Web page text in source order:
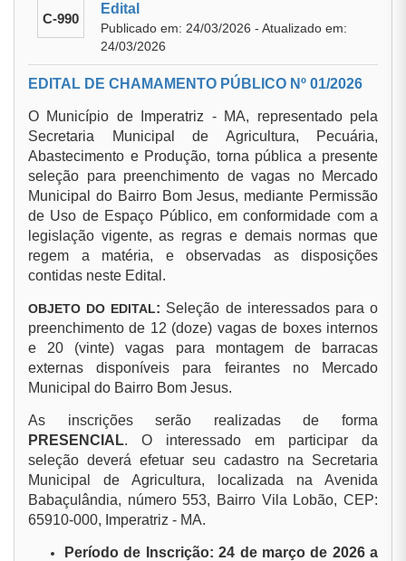
C-990
Edital
Publicado em: 24/03/2026 - Atualizado em:
24/03/2026
EDITAL DE CHAMAMENTO PÚBLICO Nº 01/2026
O Município de Imperatriz - MA, representado pela
Secretaria Municipal de Agricultura, Pecuária,
Abastecimento e Produção, torna pública a presente
seleção para preenchimento de vagas no Mercado
Municipal do Bairro Bom Jesus, mediante Permissão
de Uso de Espaço Público, em conformidade com a
legislação vigente, as regras e demais normas que
regem a matéria, e observadas as disposições
contidas neste Edital.
OBJETO DO EDITAL: Seleção de interessados para o
preenchimento de 12 (doze) vagas de boxes internos
e 20 (vinte) vagas para montagem de barracas
externas disponíveis para feirantes no Mercado
Municipal do Bairro Bom Jesus.
As inscrições serão realizadas de forma
PRESENCIAL. O interessado em participar da
seleção deverá efetuar seu cadastro na Secretaria
Municipal de Agricultura, localizada na Avenida
Babaçulândia, número 553, Bairro Vila Lobão, CEP:
65910-000, Imperatriz - MA.
Período de Inscrição: 24 de março de 2026 a